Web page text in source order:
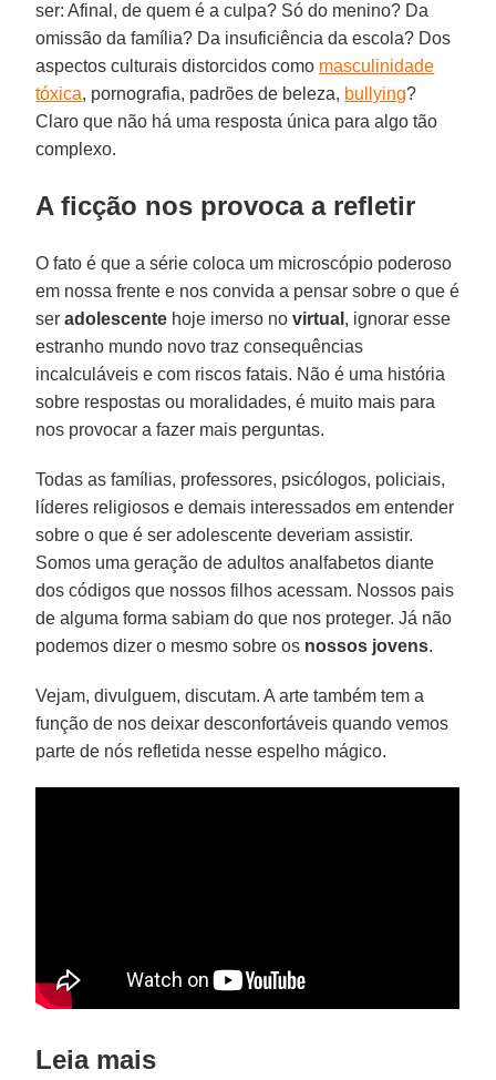
ser: Afinal, de quem é a culpa? Só do menino? Da
omissão da família? Da insuficiência da escola? Dos
aspectos culturais distorcidos como masculinidade
tóxica, pornografia, padrões de beleza, bullying?
Claro que não há uma resposta única para algo tão
complexo.
A ficção nos provoca a refletir
O fato é que a série coloca um microscópio poderoso
em nossa frente e nos convida a pensar sobre o que é
seradolescente hoje imerso novirtual , ignorar esse
estranho mundo novo traz consequências
incalculáveis e com riscos fatais. Não é uma história
sobre respostas ou moralidades, é muito mais para
nos provocar a fazer mais perguntas.
Todas as famílias, professores, psicólogos, policiais,
líderes religiosos e demais interessados em entender
sobre o que é ser adolescente deveriam assistir.
Somos uma geração de adultos analfabetos diante
dos códigos que nossos filhos acessam. Nossos pais
de alguma forma sabiam do que nos proteger. Já não
podemos dizer o mesmo sobre os nossos jovens.
Vejam, divulguem, discutam. A arte também tem a
função de nos deixar desconfortáveis quando vemos
parte de nós refletida nesse espelho mágico.
Leia mais